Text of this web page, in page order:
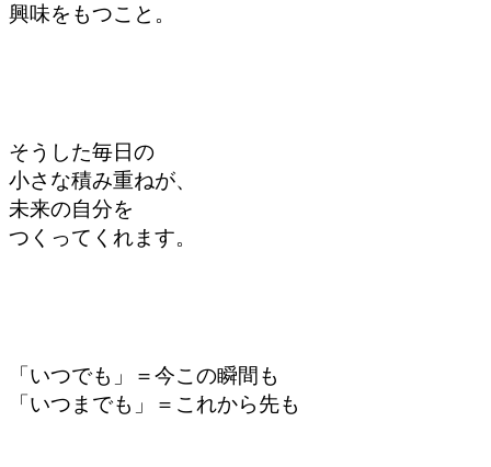
興味をもつこと。
そうした毎日の
小さな積み重ねが、
未来の自分を
つくってくれます。
「いつでも」＝今この瞬間も
「いつまでも」＝これから先も